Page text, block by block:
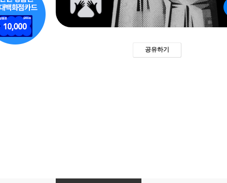
공유하기